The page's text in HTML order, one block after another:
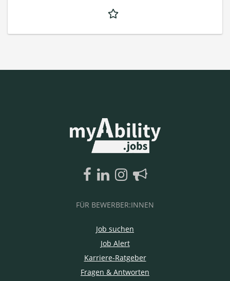
FÜR BEWERBER:INNEN
Job suchen
Job Alert
Karriere-Ratgeber
Fragen & Antworten